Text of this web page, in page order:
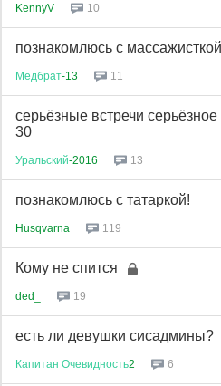
KennyV 10
познакомлюсь с массажисткой
Медбрат-13 11
серьёзные встречи
30
Уральский-2016 13
познакомлюсь с татаркой!
Husqvarna 119
Кому не спится
ded_ 19
есть ли девушки сисадмины?
Капитан Очевидность2 6